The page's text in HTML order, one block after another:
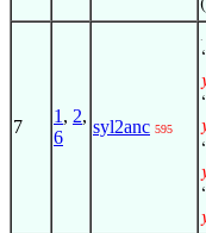
7
1 , 2,
6
syl2anc 595
‘
‘
‘
‘